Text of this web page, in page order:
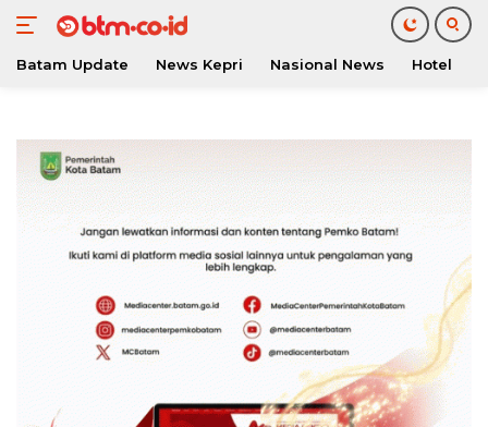
konten
Batam Update News Kepri Nasional News Hotel